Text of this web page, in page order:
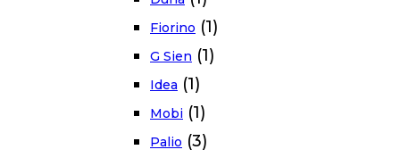
Fiorino (1)
G Sien (1)
Idea (1)
Mobi (1)
Palio (3)